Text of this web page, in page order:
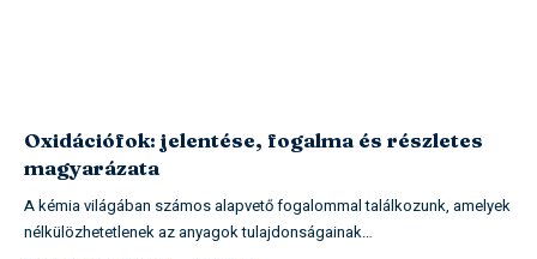
Oxidációfok: jelentése, fogalma és részletes
magyarázata
A kémia világában számos alapvető fogalommal találkozunk, amelyek
nélkülözhetetlenek az anyagok tulajdonságainak…